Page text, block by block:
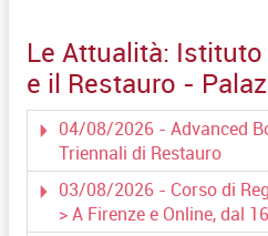
Le Attualità: Istituto
e il Restauro -
04/08/2026 - Advanced
Triennali di Restauro
03/08/2026 - Corso di
> A Firenze e Online, dal